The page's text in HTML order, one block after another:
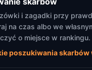
i zagadki przy
na czas albo we
o miejsce w rankingu.
poszukiwania skarbów